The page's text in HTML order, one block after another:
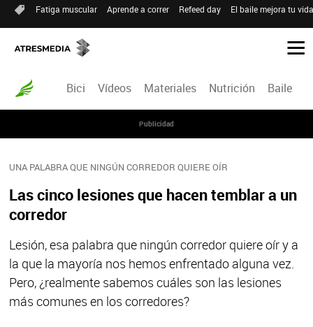
Fatiga muscular Aprende a correr Refeed day El baile mejora tu
Bici Vídeos Materiales Nutrición Baile
Publicidad
UNA PALABRA QUE NINGÚN CORREDOR QUIERE OÍR
Las cinco lesiones que hacen temblar a un
corredor
Lesión, esa palabra que ningún corredor quiere oír y a
la que la mayoría nos hemos enfrentado alguna vez.
Pero, ¿realmente sabemos cuáles son las lesiones
más comunes en los corredores?